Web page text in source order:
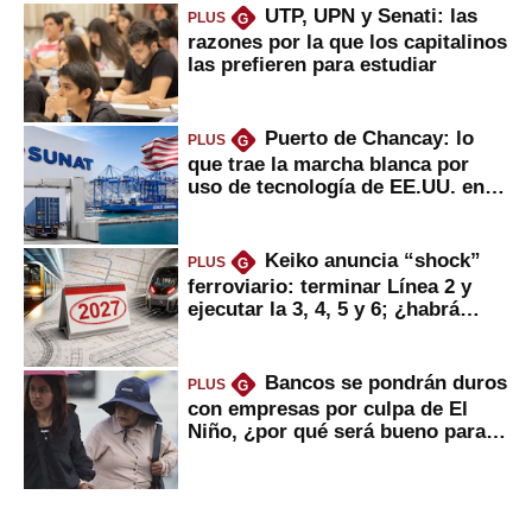
PLUS G
UTP, UPN y Senati: las
razones por la que los capitalinos
las prefieren para estudiar
PLUS G
Puerto de Chancay: lo
que trae la marcha blanca por
uso de tecnología de EE.UU. en
PLUS G
Keiko anuncia “shock”
ferroviario: terminar Línea 2 y
ejecutar la 3, 4, 5 y 6; ¿habrá
PLUS G
Bancos se pondrán duros
con empresas por culpa de El
Niño, ¿por qué será bueno para